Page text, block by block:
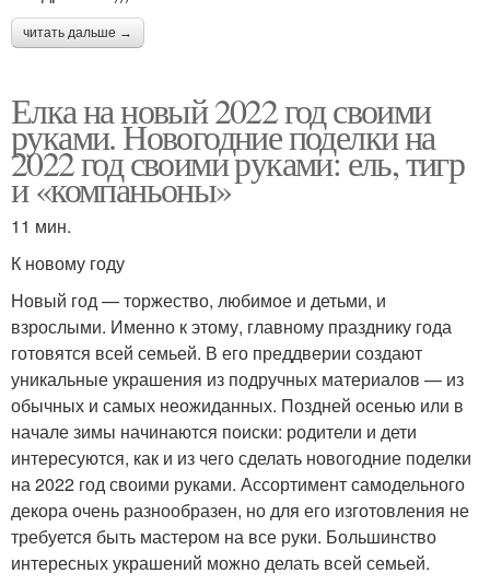
читать дальше →
Елка на новый 2022 год своими
руками. Новогодние поделки на
2022 год своими руками: ель, тигр
и «компаньоны»
11 мин.
К новому году
Новый год — торжество, любимое и детьми, и
взрослыми. Именно к этому, главному празднику года
готовятся всей семьей. В его преддверии создают
уникальные украшения из подручных материалов — из
обычных и самых неожиданных. Поздней осенью или в
начале зимы начинаются поиски: родители и дети
интересуются, как и из чего сделать новогодние поделки
на 2022 год своими руками. Ассортимент самодельного
декора очень разнообразен, но для его изготовления не
требуется быть мастером на все руки. Большинство
интересных украшений можно делать всей семьей.